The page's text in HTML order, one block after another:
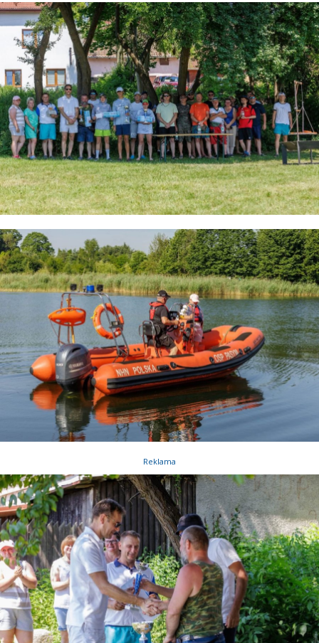
Reklama